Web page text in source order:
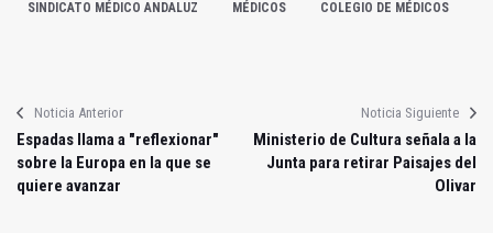
SINDICATO MÉDICO ANDALUZ MÉDICOS COLEGIO DE MÉDICOS
Noticia Anterior
Espadas llama a "reflexionar"
sobre la Europa en la que se
quiere avanzar
Noticia Siguiente
Ministerio de Cultura señala a la
Junta para retirar Paisajes del
Olivar